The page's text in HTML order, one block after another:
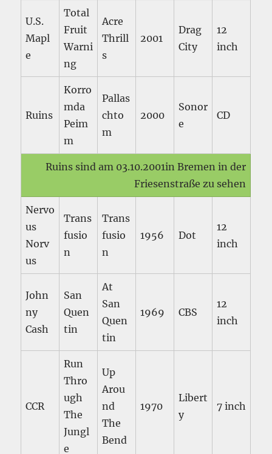
U.S.
Mapl
e
Total
Fruit
Warni
ng
Acre
Thrill
s
2001
Drag
City
12
inch
Ruins
Korro
mda
Peim
m
Pallas
chto
m
2000
Sonor
e
CD
Ruins sind am 03.10.2001in Bremen in der
Friesenstraße zu sehen
Nervo
us
Norv
us
Trans
fusio
n
Trans
fusio
n
1956 Dot
12
inch
John
ny
Cash
San
Quen
tin
At
San
Quen
tin
1969 CBS
12
inch
CCR
Run
Thro
ugh
The
Jungl
e
Up
Arou
nd
The
Bend
1970
Libert
y
7 inch